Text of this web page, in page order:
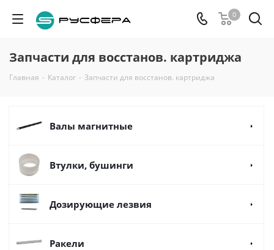
0
Запчасти для восстанов. картриджа
Главная - Каталог - Запчасти для восстанов. картриджа
Валы магнитные
Втулки, бушинги
Дозирующие лезвия
Ракели